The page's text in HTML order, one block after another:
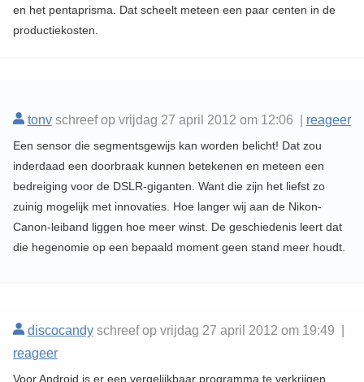
en het pentaprisma. Dat scheelt meteen een paar centen in de
productiekosten.
tonvschreef op vrijdag 27 april 2012 om 12:06 | reageer
Een sensor die segmentsgewijs kan worden belicht! Dat zou
inderdaad een doorbraak kunnen betekenen en meteen een
bedreiging voor de DSLR-giganten. Want die zijn het liefst zo
zuinig mogelijk met innovaties. Hoe langer wij aan de Nikon-
Canon-leiband liggen hoe meer winst. De geschiedenis leert dat
die hegenomie op een bepaald moment geen stand meer houdt.
discocandyschreef op vrijdag 27 april 2012 om 19:49 |
reageer
Voor Android is er een vergelijkbaar programma te verkrijgen